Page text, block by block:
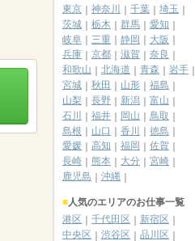
東京
神奈川 千葉
埼玉
茨城
栃木 群馬
愛知
岐阜
三重 静岡
大阪
兵庫
京都 滋賀
奈良
和歌山
北海道 青森
岩手
宮城
秋田 山形
福島
山梨
長野 新潟
富山
石川
福井 岡山
鳥取
島根
山口 香川
徳島
愛媛
高知 福岡
佐賀
長崎
熊本 大分
宮崎
鹿児島
沖縄
人気のエリアのお仕事一覧
港区
千代田区
新宿区
中央区
渋谷区
品川区